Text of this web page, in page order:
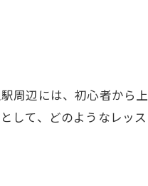
周辺には、初心者から
して、どのようなレッ